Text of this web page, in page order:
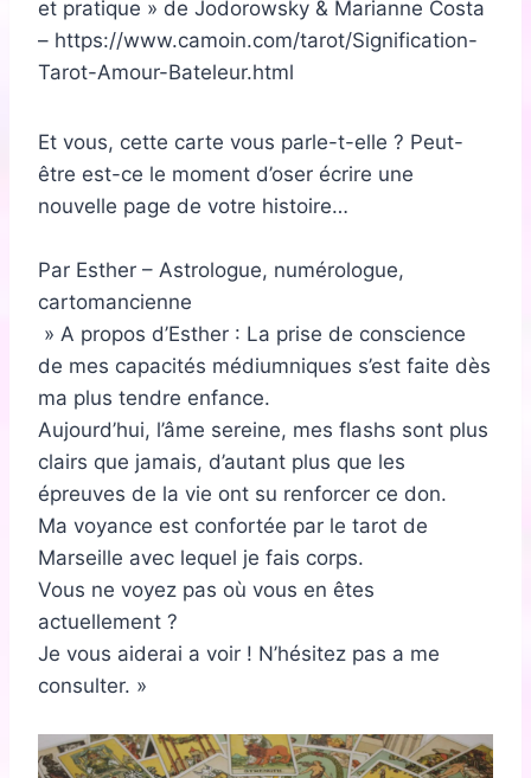
et pratique » de Jodorowsky & Marianne Costa
– https://www.camoin.com/tarot/Signification-
Tarot-Amour-Bateleur.html
Et vous, cette carte vous parle-t-elle ? Peut-
être est-ce le moment d’oser écrire une
nouvelle page de votre histoire…
Par Esther – Astrologue, numérologue,
cartomancienne
» A propos d’Esther : La prise de conscience
de mes capacités médiumniques s’est faite dès
ma plus tendre enfance.
Aujourd’hui, l’âme sereine, mes flashs sont plus
clairs que jamais, d’autant plus que les
épreuves de la vie ont su renforcer ce don.
Ma voyance est confortée par le tarot de
Marseille avec lequel je fais corps.
Vous ne voyez pas où vous en êtes
actuellement ?
Je vous aiderai a voir ! N’hésitez pas a me
consulter. »